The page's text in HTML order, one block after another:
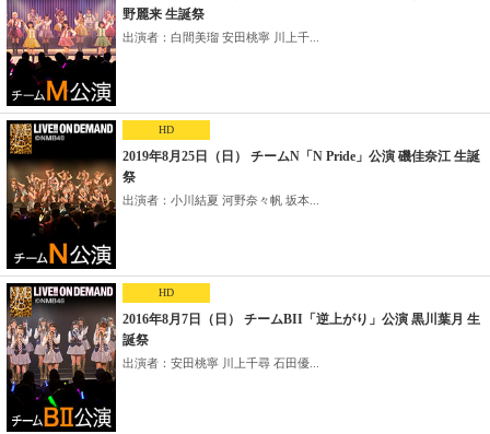
野麗来 生誕祭
出演者：白間美瑠 安田桃寧 川上千...
HD
2019年8月25日（日） チームN「N Pride」公演 磯佳奈江 生誕
祭
出演者：小川結夏 河野奈々帆 坂本...
HD
2016年8月7日（日） チームBII「逆上がり」公演 黒川葉月 生
誕祭
出演者：安田桃寧 川上千尋 石田優...